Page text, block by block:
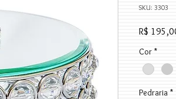
SKU: 3303
R$
Cor *
Pedraria *